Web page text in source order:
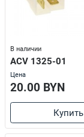
В наличии
ACV 1325-01
Цена
20.00 BYN
Купить